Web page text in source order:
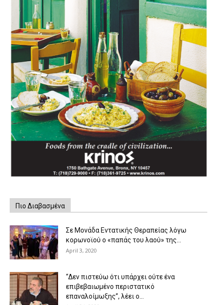
Πιο Διαβασμένα
Σε Μονάδα Εντατικής Θεραπείας λόγω
κορωνοϊού ο «παπάς του λαού» της...
April 3, 2020
“Δεν πιστεύω ότι υπάρχει ούτε ένα
επιβεβαιωμένο περιστατικό
επαναλοίμωξης”, λέει ο...